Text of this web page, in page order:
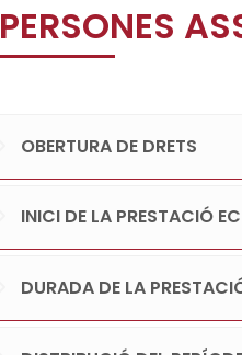
PERSONES
OBERTURA DE DRETS
INICI DE LA PRESTACIÓ
DURADA DE LA